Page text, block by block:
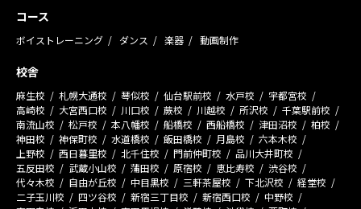
コース
ボイストレーニング ダンス 楽器 動画制作
校舎
麻生校 札幌大通校 琴似校 仙台駅前校 水戸校
宇都宮校
高崎校
大宮西口校 川口校 蕨校 川越校 所沢校
千葉駅前校
南流山校
松戸校 本八幡校 船橋校 西船橋校 津田沼校
柏校
神田校
神保町校 水道橋校 飯田橋校 月島校
六本木校
上野校
西日暮里校 北千住校 門前仲町校
品川大井町校
五反田校
武蔵小山校 蒲田校 原宿校 恵比寿校
渋谷校
代々木校
自由が丘校 中目黒校 三軒茶屋校 下北沢校
経堂校
二子玉川校
四ツ谷校 新宿三丁目校 新宿西口校
中野校